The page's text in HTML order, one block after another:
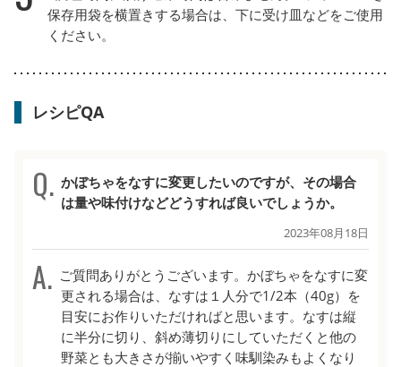
保存用袋を横置きする場合は、下に受け皿などをご使用
ください。
レシピQA
かぼちゃをなすに変更したいのですが、その場合
は量や味付けなどどうすれば良いでしょうか。
2023年08月18日
ご質問ありがとうございます。かぼちゃをなすに変
更される場合は、なすは１人分で1/2本（40g）を
目安にお作りいただければと思います。なすは縦
に半分に切り、斜め薄切りにしていただくと他の
野菜とも大きさが揃いやすく味馴染みもよくなり